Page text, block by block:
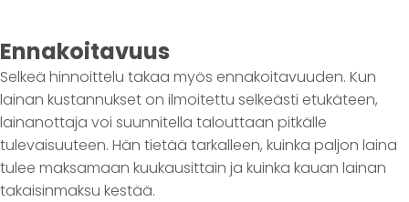
Ennakoitavuus
Selkeä hinnoittelu takaa myös ennakoitavuuden. Kun
lainan kustannukset on ilmoitettu selkeästi etukäteen,
lainanottaja voi suunnitella talouttaan pitkälle
tulevaisuuteen. Hän tietää tarkalleen, kuinka paljon laina
tulee maksamaan kuukausittain ja kuinka kauan lainan
takaisinmaksu kestää.